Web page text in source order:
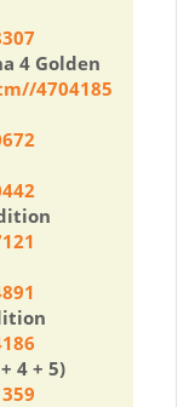
4 Golden
4704185
4 + 5)